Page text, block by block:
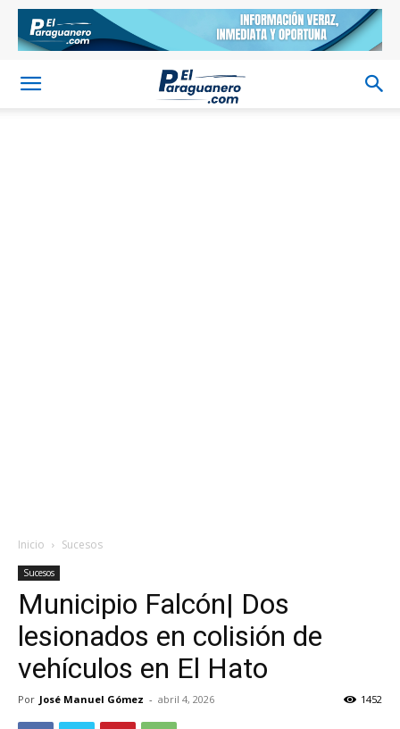
Inicio Sucesos
Sucesos
Municipio Falcón| Dos
lesionados en colisión de
vehículos en El Hato
Por José Manuel Gómez - abril 4, 2026 1452